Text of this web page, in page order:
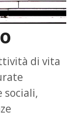
di vita
sociali,